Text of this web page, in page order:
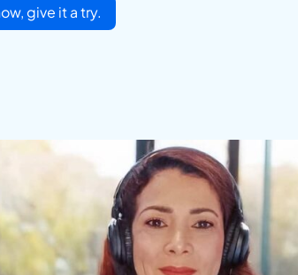
give it a try.